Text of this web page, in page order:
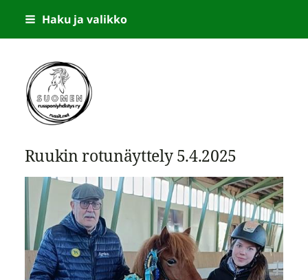
Siirry
Haku ja valikko
Suomen Russponiyhdistys
Ruukin rotunäyttely 5.4.2025